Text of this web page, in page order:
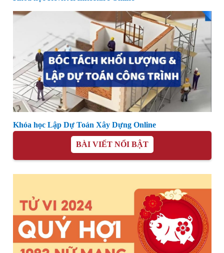
Khóa học Lập Dự Toán Xây Dựng Online
BÀI VIẾT NỔI BẬT